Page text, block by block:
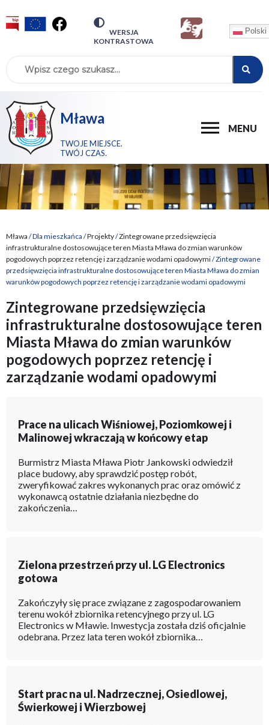
Przejdź
do
Przejdź
do
Przejdź
do
Przejdź
do
Zintegrowane
przedsięwzięcia
infrastrukturalne
dostosowujące
teren
Miasta
Mława
do
zmian
warunków
pogodowych
poprzez
retencję
zarządzanie
wodami
Mława
PRZEŁĄCZ
NA:
WERSJA
KONTRASTOWA
Polski
Mława
TWOJE MIEJSCE.
TWÓJ CZAS.
POKAŻ
MENU
Ścieżka
nawigacyjna
Mława Dla mieszkańca Projekty Zintegrowane przedsięwzięcia
infrastrukturalne dostosowujące teren Miasta Mława do zmian warunków
pogodowych poprzez retencję i zarządzanie wodami opadowymi Zintegrowane
przedsięwzięcia infrastrukturalne dostosowujące teren Miasta Mława do zmian
warunków pogodowych poprzez retencję i zarządzanie wodami opadowymi
Zintegrowane przedsięwzięcia
infrastrukturalne dostosowujące teren
Miasta Mława do zmian warunków
pogodowych poprzez retencję i
zarządzanie wodami opadowymi
Prace na ulicach Wiśniowej, Poziomkowej i
Malinowej wkraczają w końcowy etap
Burmistrz Miasta Mława Piotr Jankowski odwiedził
place budowy, aby sprawdzić postęp robót,
zweryfikować zakres wykonanych prac oraz omówić z
wykonawcą ostatnie działania niezbędne do
zakończenia…
Zielona przestrzeń przy ul. LG Electronics
gotowa
Zakończyły się prace związane z zagospodarowaniem
terenu wokół zbiornika retencyjnego przy ul. LG
Electronics w Mławie. Inwestycja została dziś oficjalnie
odebrana. Przez lata teren wokół zbiornika…
Start prac na ul. Nadrzecznej, Osiedlowej,
Świerkowej i Wierzbowej